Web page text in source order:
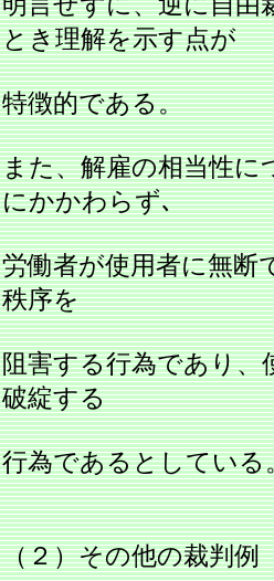
とき理解を示す点が
特徴的である。
また、解雇の相当性に
にかかわらず､
労働者が使用者に無断
秩序を
阻害する行為であり、
破綻する
行為であるとしている
（２）その他の裁判例